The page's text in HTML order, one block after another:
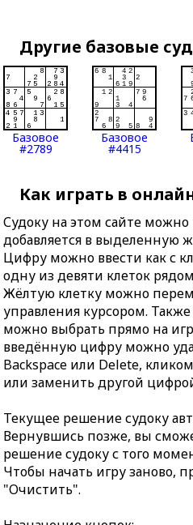
Другие базовые
Базовое
#2789
Базовое
#4415
Как играть в
Судоку на этом сайте
добавляется в выделенную
Цифру можно ввести как с
одну из девяти клеток
Жёлтую клетку можно
управления курсором.
можно выбрать прямо на
введённую цифру можно
Backspace или Delete,
или заменить другой
Текущее решение судоку
Вернувшись позже, вы
решение судоку с того
Чтобы начать игру заново,
"Очистить".